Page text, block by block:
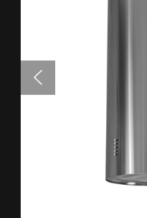
Серія Super
Витяжки з турбіною на
Nortberg Тиха Кухня
Витяжки з турбіною
FAQ -